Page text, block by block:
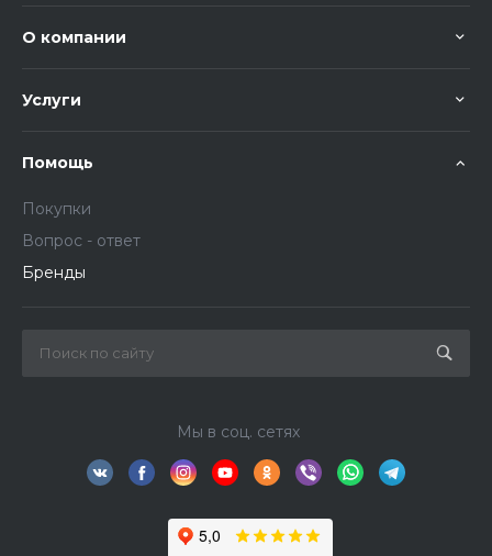
О компании
Услуги
Помощь
Покупки
Вопрос - ответ
Бренды
Мы в соц. сетях